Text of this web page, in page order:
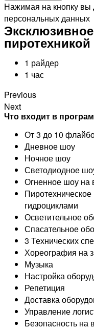
Нажимая на кнопку вы
персональных данных
1 райдер
1 час
Previous
Next
Что входит в
От 3 до 10
Дневное шоу
Ночное шоу
Светодиодное
Огненное шоу на
гидроциклами
Осветительное
Спасательное
3 Технических
Хореография на
Музыка
Настройка
Репетиция
Доставка
Управление
Безопасность на